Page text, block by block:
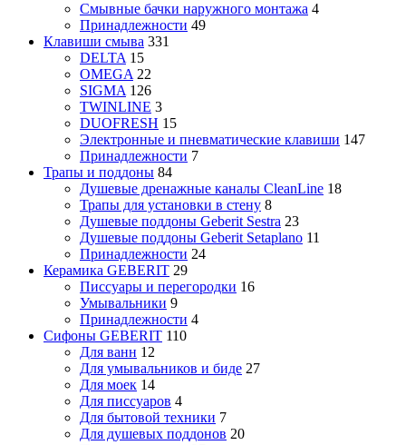
Смывные бачки наружного монтажа 4
Принадлежности 49
Клавиши смыва 331
DELTA 15
OMEGA 22
SIGMA 126
TWINLINE 3
DUOFRESH 15
Электронные и пневматические клавиши 147
Принадлежности 7
Трапы и поддоны 84
Душевые дренажные каналы CleanLine 18
Трапы для установки в стену 8
Душевые поддоны Geberit Sestra 23
Душевые поддоны Geberit Setaplano 11
Принадлежности 24
Керамика GEBERIT 29
Писсуары и перегородки 16
Умывальники 9
Принадлежности 4
Сифоны GEBERIT 110
Для ванн 12
Для умывальников и биде 27
Для моек 14
Для писсуаров 4
Для бытовой техники 7
Для душевых поддонов 20